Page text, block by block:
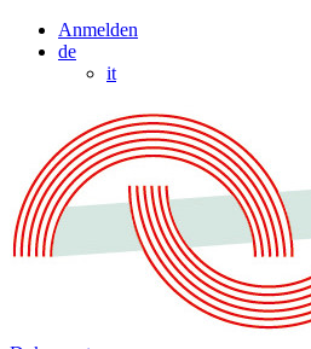
Anmelden
de
it